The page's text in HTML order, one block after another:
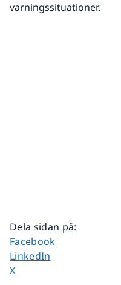
varningssituationer.
Dela sidan på:
Dela sidan på
Facebook
Dela sidan på
LinkedIn
Dela sidan på
X